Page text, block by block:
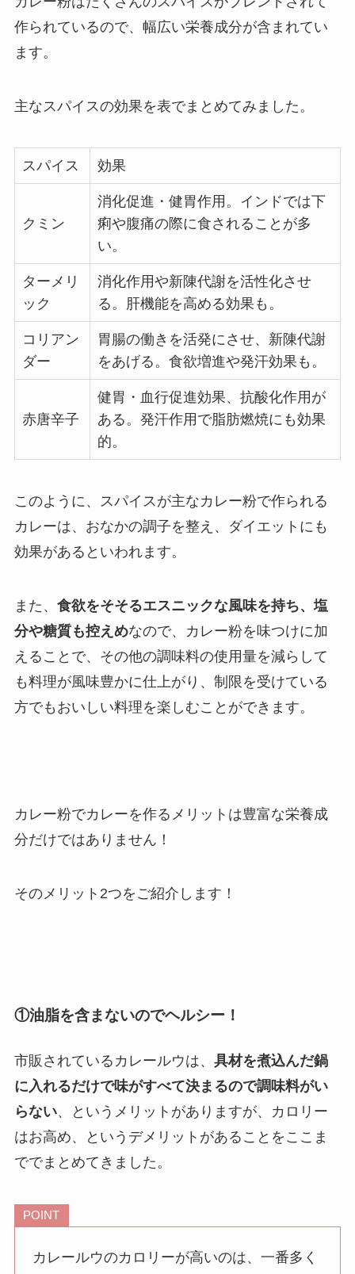
作られているので、幅広い栄養成分が含まれてい
ます。
主なスパイスの効果を表でまとめてみました。
スパイス 効果
クミン
消化促進・健胃作用。インドでは下
痢や腹痛の際に食されることが多
い。
ターメリ
ック
消化作用や新陳代謝を活性化させ
る。肝機能を高める効果も。
コリアン
ダー
胃腸の働きを活発にさせ、新陳代謝
をあげる。食欲増進や発汗効果も。
赤唐辛子
健胃・血行促進効果、抗酸化作用が
ある。発汗作用で脂肪燃焼にも効果
的。
このように、スパイスが主なカレー粉で作られる
カレーは、 おなかの調子を整え、ダイエットにも
効果があるといわれます。
また、 食欲をそそるエスニックな風味を持ち、塩
分や糖質も控えめなので、
カレー粉を味つけに加
えることで、その他の調味料の使用量を減らして
も料理が風味豊かに仕上がり、制限を受けている
方でもおいしい料理を楽しむことができます。
カレー粉でカレーを作るメリットは豊富な栄養成
分だけではありません！
そのメリット2つをご紹介します！
①油脂を含まないのでヘルシー！
市販されているカレールウは、 具材を煮込んだ鍋
に入れるだけで味がすべて決まるので調味料がい
らない、というメリットがありますが、カロリー
はお高め、というデメリットがあることをここま
ででまとめてきました。
POINT
カレールウのカロリーが高いのは、一番多く